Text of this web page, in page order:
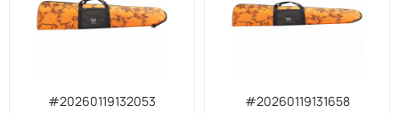
#20260119132053
#20260119131658